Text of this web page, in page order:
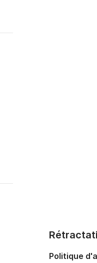
Politique